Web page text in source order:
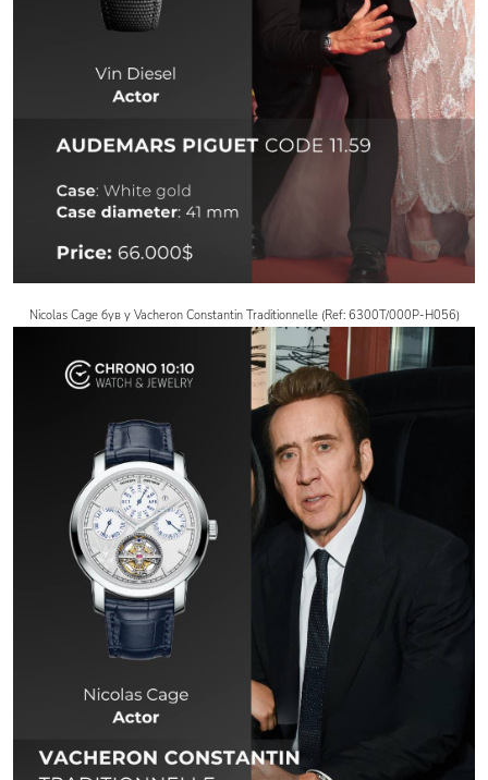
Nicolas Cage був у Vacheron Constantin Traditionnelle (Ref: 6300T/000P-H056)